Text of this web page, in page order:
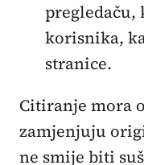
pregledaču,
korisnika,
stranice.
Citiranje mora
zamjenjuju
ne smije biti